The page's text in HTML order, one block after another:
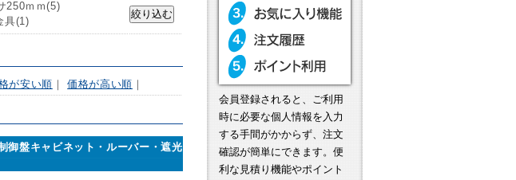
250ｍｍ(5)
具(1)
が安い順 ｜価格が高い順 ｜
盤キャビネット・ルーバー・遮光
会員登録されると、ご利用
時に必要な個人情報を入力
する手間がかからず、注文
確認が簡単にできます。便
利な見積り機能やポイント